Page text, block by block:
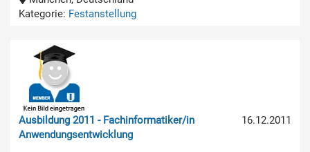
Kategorie: Festanstellung
16.12.2011
Ausbildung 2011 - Fachinformatiker/in
Anwendungsentwicklung